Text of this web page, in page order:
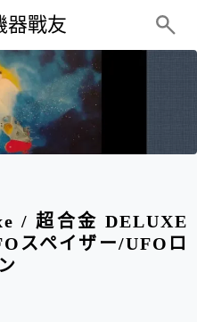
器戰友
/ 超合金 DELUXE
スペイザー/UFOロ